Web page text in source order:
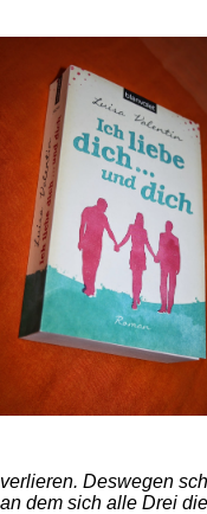
verlieren. Deswegen
an dem sich alle Drei